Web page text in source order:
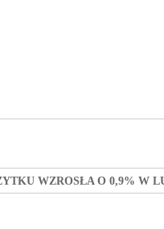
WZROSŁA O 0,9% W